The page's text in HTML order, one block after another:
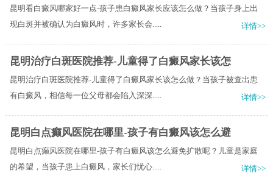
昆明看白癜风哪家好一点-孩子患白癜风家长应该怎么做？当孩子身上出
现白斑并被确认为白癜风时，许多家长会.....
详情>>
昆明治疗白斑医院推荐-儿童得了白癜风家长该怎
昆明治疗白斑医院推荐-儿童得了白癜风家长该怎么做？当孩子被查出患
有白癜风，相信每一位父母都会陷入深深.....
详情>>
昆明白点癫风医院在哪里-孩子有白癜风该怎么避
昆明白点癫风医院在哪里-孩子有白癜风该怎么避免扩散呢？儿童是家庭
的希望，当孩子患上白癜风，家长们忧心.....
详情>>